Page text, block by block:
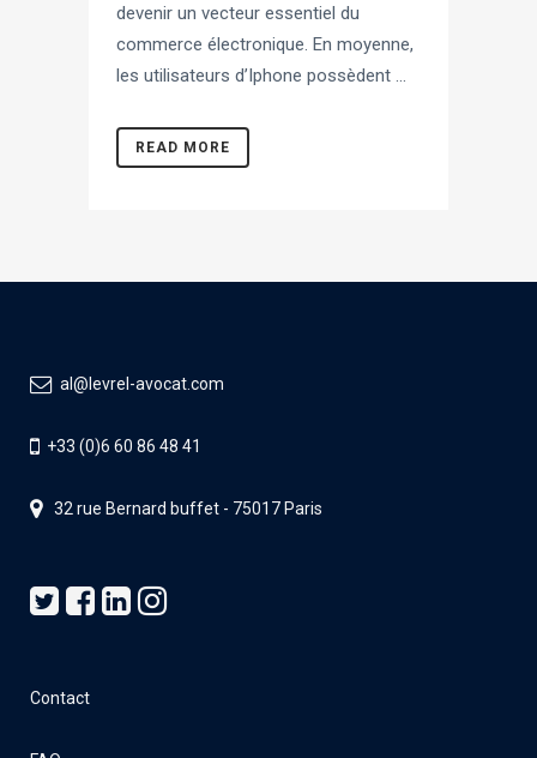
devenir un vecteur essentiel du
commerce électronique. En moyenne,
les utilisateurs d’Iphone possèdent ...
READ MORE
al@levrel-avocat.com
+33 (0)6 60 86 48 41
32 rue Bernard buffet - 75017 Paris
Contact